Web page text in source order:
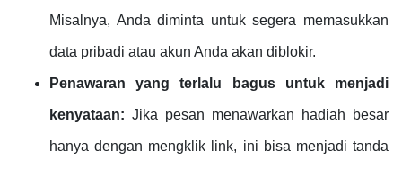
Misalnya, Anda diminta untuk segera memasukkan
data pribadi atau akun Anda akan diblokir.
Penawaran yang terlalu bagus untuk menjadi
kenyataan: Jika pesan menawarkan hadiah besar
hanya dengan mengklik link, ini bisa menjadi tanda